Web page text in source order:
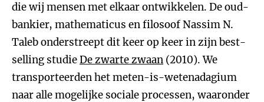
die wij mensen met elkaar ontwikkelen. De oud-
bankier, mathematicus en filosoof Nassim N.
Taleb onderstreept dit keer op keer in zijn best-
selling studieDe zwarte zwaan (2010). We
transporteerden het meten-is-wetenadagium
naar alle mogelijke sociale processen, waaronder